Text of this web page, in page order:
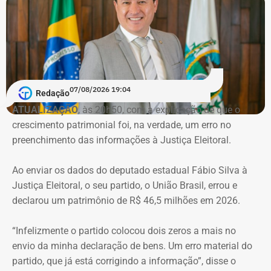
pandemia de Covid-19. Conforme a denúncia do MP, uma
empresa ligada ao empresário teria sido utilizada em
movimentações financeiras investigadas no caso.
Declaração de bens do deputado Rafael Nobre em 2022 — Foto:
Reprodução/Divulgacand
Imóvel de Eduardo Bolsonaro será leiloado por um valor 36% menor ao que
O apartamento que vai à leilão fica na Avenida Pasteu e
tem cerca de 101 metros quadrados. O imóvel se
Baía de Guanabara.
A Caixa Econômica tentou intimar pessoalmente o ex-
Redação07/08/2026 19:04
ATUALIZAÇÃO, às 20h50, com a explicação de que o
crescimento patrimonial foi, na verdade, um erro no
preenchimento das informações à Justiça Eleitoral.
Ao enviar os dados do deputado estadual Fábio Silva à
Justiça Eleitoral, o seu partido, o União Brasil, errou e
declarou um patrimônio de R$ 46,5 milhões em 2026.
“Infelizmente o partido colocou dois zeros a mais no
envio da minha declaração de bens. Um erro material do
partido, que já está corrigindo a informação”, disse o